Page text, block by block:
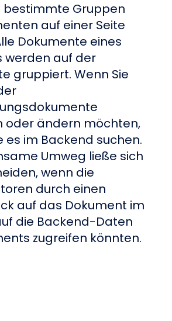
bestimmte Gruppen
auf einer Seite
Dokumente eines
werden auf der
gruppiert. Wenn Sie
oder ändern möchten,
es im Backend suchen.
Umweg ließe sich
wenn die
durch einen
auf das Dokument im
die Backend-Daten
zugreifen könnten.